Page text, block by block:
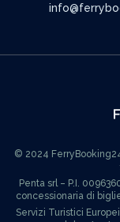
© 2024
Penta srl – P.I.
concessionaria di
Servizi Turistici